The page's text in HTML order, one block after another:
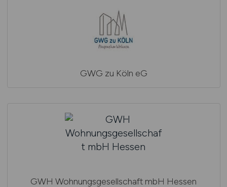
GWG zu Köln eG
GWH Wohnungsgesellschaft mbH Hessen